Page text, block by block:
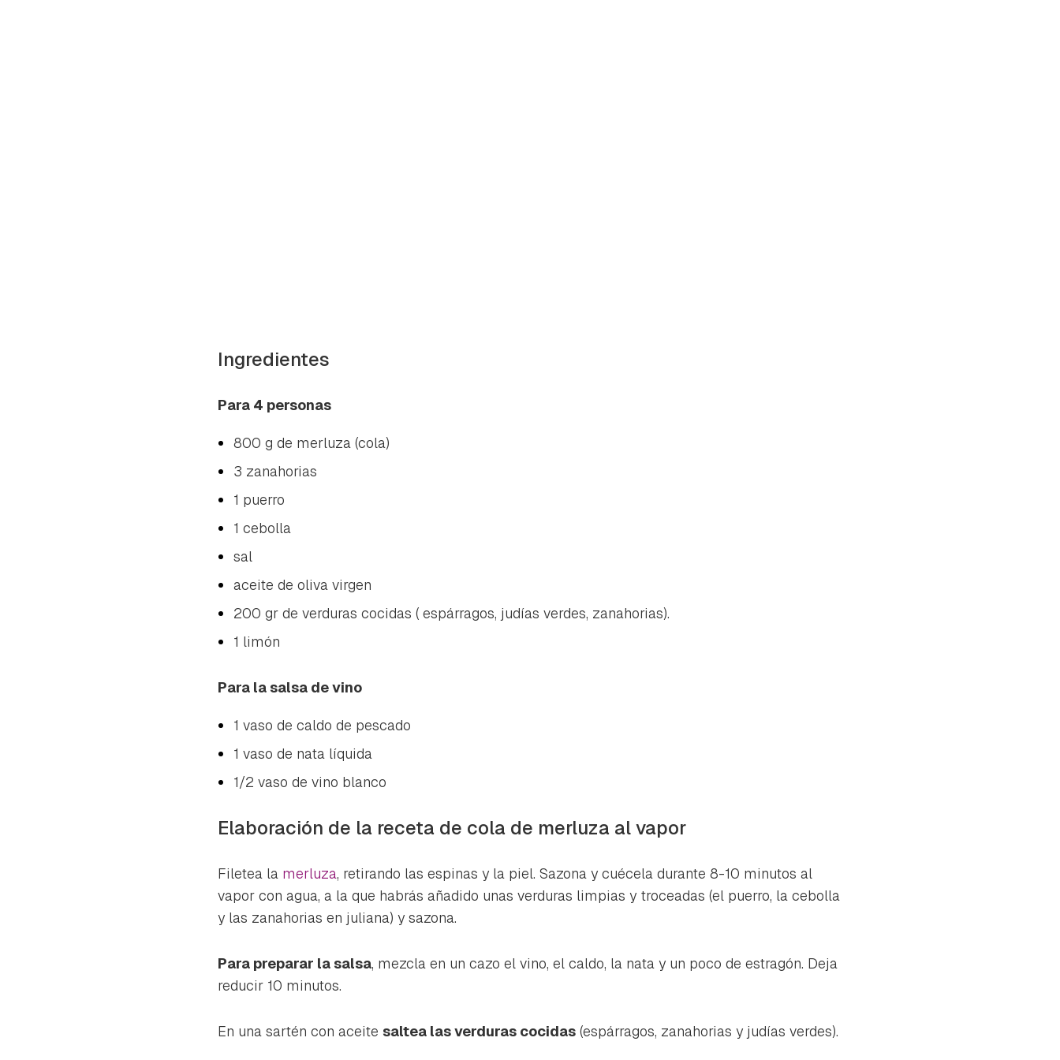
Ingredientes
Para 4 personas
800 g de merluza (cola)
3 zanahorias
1 puerro
1 cebolla
sal
aceite de oliva virgen
200 gr de verduras cocidas ( espárragos, judías verdes, zanahorias).
1 limón
Para la salsa de vino
1 vaso de caldo de pescado
1 vaso de nata líquida
1/2 vaso de vino blanco
Elaboración de la receta de cola de merluza al vapor
Filetea la merluza, retirando las espinas y la piel. Sazona y cuécela durante 8-10 minutos al
vapor con agua, a la que habrás añadido unas verduras limpias y troceadas (el puerro, la cebolla
y las zanahorias en juliana) y sazona.
Para preparar la salsa, mezcla en un cazo el vino, el caldo, la nata y un poco de estragón. Deja
reducir 10 minutos.
En una sartén con aceite saltea las verduras cocidas (espárragos, zanahorias y judías verdes).